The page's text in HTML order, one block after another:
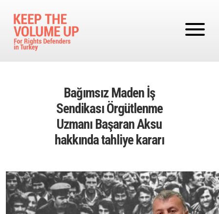
Bağımsız Maden İş
Sendikası Örgütlenme
Uzmanı Başaran Aksu
hakkında tahliye kararı
Image